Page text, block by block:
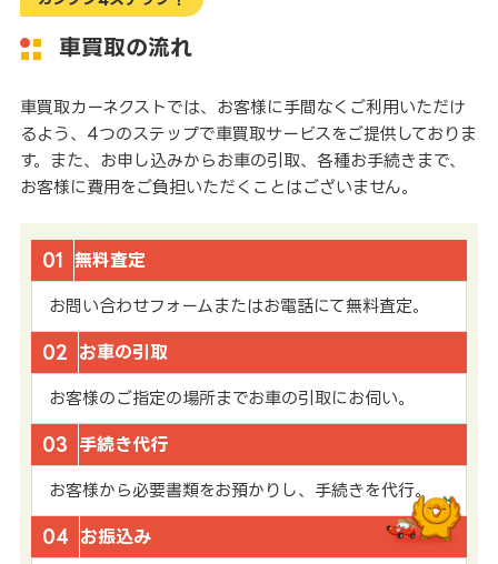
車買取の流れ
車買取カーネクストでは、お客様に手間なくご利用いただけ
るよう、4つのステップで車買取サービスをご提供しておりま
す。また、お申し込みからお車の引取、各種お手続きまで、
お客様に費用をご負担いただくことはございません。
01 無料査定
お問い合わせフォームまたはお電話にて無料査定。
02 お車の引取
お客様のご指定の場所までお車の引取にお伺い。
03 手続き代行
お客様から必要書類をお預かりし、手続きを代行。
04 お振込み